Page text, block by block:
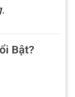
Bật?